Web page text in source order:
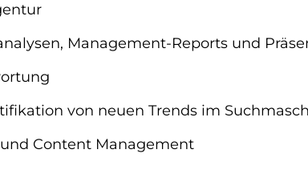
Management-Reports und
von neuen Trends im
Content Management